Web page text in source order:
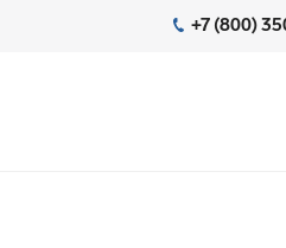
+7 (800)